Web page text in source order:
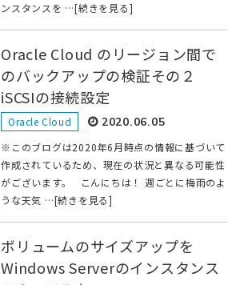
ンスタンスを …[続きを見る]
Oracle Cloud のリージョン間で
のバックアップの検証その２
iSCSIの接続設定
Oracle Cloud 2020.06.05
※このブログは2020年6月時点の情報に基づいて
作成されているため、現在の状況と異なる可能性
がございます。 こんにちは！ 週ごとに梅雨のよ
うな天気 …[続きを見る]
ボリュームのサイズアップを
Windows Serverのインスタンス